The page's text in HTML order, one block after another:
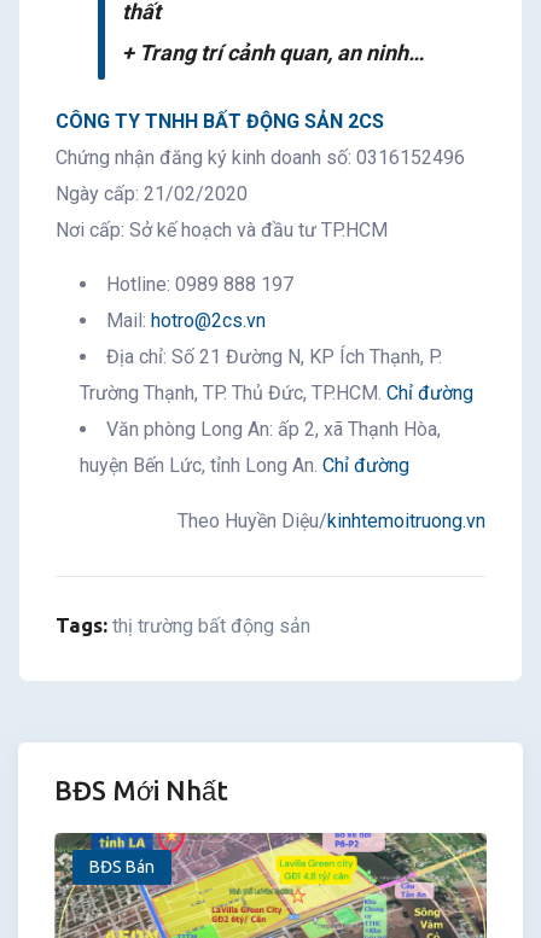
thất
+ Trang trí cảnh quan, an ninh…
CÔNG TY TNHH BẤT ĐỘNG SẢN 2CS
Chứng nhận đăng ký kinh doanh số: 0316152496
Ngày cấp: 21/02/2020
Nơi cấp: Sở kế hoạch và đầu tư TP.HCM
Hotline: 0989 888 197
Mail: hotro@2cs.vn
Địa chỉ: Số 21 Đường N, KP Ích Thạnh, P.
Trường Thạnh, TP. Thủ Đức, TP.HCM. Chỉ đường
Văn phòng Long An: ấp 2, xã Thạnh Hòa,
huyện Bến Lức, tỉnh Long An. Chỉ đường
Theo Huyền Diệu/kinhtemoitruong.vn
Tags: thị trường bất động sản
BĐS Mới Nhất
BĐS Bán